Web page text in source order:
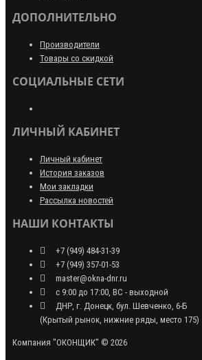
ДОПОЛНИТЕЛЬНО
Производители
Товары со скидкой
СОЦИАЛЬНЫЕ СЕТИ
ЛИЧНЫЙ КАБИНЕТ
Личный кабинет
История заказов
Мои закладки
Рассылка новостей
НАШИ КОНТАКТЫ
+7 (949) 484-31-39
+7 (949) 357-01-53
master@okna-dnr.ru
с 9:00 до 17:00, ВС - выходной
ДНР, г. Донецк, бул. Шевченко, 6-Б
(Крытый рынок, нижние ряды, место 175)
Компания "ОКОНЩИК" © 2026